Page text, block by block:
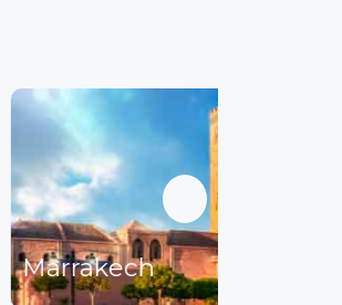
Marrakech